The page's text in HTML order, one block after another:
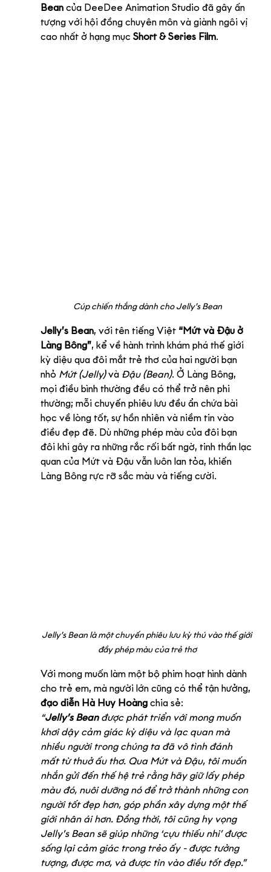
Bean của DeeDee Animation Studio đã gây ấn
tượng với hội đồng chuyên môn và giành ngôi vị
cao nhất ở hạng mục Short & Series Film.
Cúp chiến thắng dành cho Jelly’s Bean
Jelly’s Bean, với tên tiếng Việt “Mứt và Đậu ở
Làng Bông”, kể về hành trình khám phá thế giới
kỳ diệu qua đôi mắt trẻ thơ của hai người bạn
nhỏ Mứt (Jelly) và Đậu (Bean). Ở Làng Bông,
mọi điều bình thường đều có thể trở nên phi
thường; mỗi chuyến phiêu lưu đều ẩn chứa bài
học về lòng tốt, sự hồn nhiên và niềm tin vào
điều đẹp đẽ. Dù những phép màu của đôi bạn
đôi khi gây ra những rắc rối bất ngờ, tinh thần lạc
quan của Mứt và Đậu vẫn luôn lan tỏa, khiến
Làng Bông rực rỡ sắc màu và tiếng cười.
Jelly’s Bean là một chuyến phiêu lưu kỳ thú vào thế giới
đầy phép màu của trẻ thơ
Với mong muốn làm một bộ phim hoạt hình dành
cho trẻ em, mà người lớn cũng có thể tận hưởng,
đạo diễn Hà Huy Hoàng chia sẻ:
“Jelly’s Bean được phát triển với mong muốn
khơi dậy cảm giác kỳ diệu và lạc quan mà
nhiều người trong chúng ta đã vô tình đánh
mất từ thuở ấu thơ. Qua Mứt và Đậu, tôi muốn
nhắn gửi đến thế hệ trẻ rằng hãy giữ lấy phép
màu đó, nuôi dưỡng nó để trở thành những con
người tốt đẹp hơn, góp phần xây dựng một thế
giới nhân ái hơn. Đồng thời, tôi cũng hy vọng
Jelly’s Bean sẽ giúp những ‘cựu thiếu nhi’ được
sống lại cảm giác trong trẻo ấy - được tưởng
tượng, được mơ, và được tin vào điều tốt đẹp.”